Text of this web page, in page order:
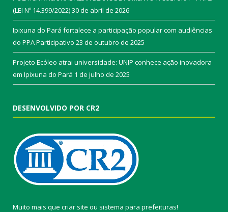
(LEI Nº 14.399/2022)30 de abril de 2026
Ipixuna do Pará fortalece a participação popular com audiências
do PPA Participativo 23 de outubro de 2025
Projeto Ecóleo atrai universidade: UNIP conhece ação inovadora
em Ipixuna do Pará 1 de julho de 2025
DESENVOLVIDO POR CR2
Muito mais que criar site ou sistema para prefeituras!